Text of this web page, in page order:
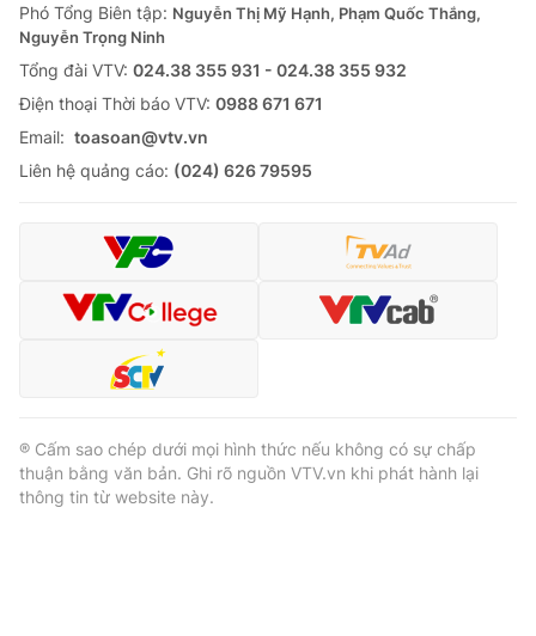
Phó Tổng Biên tập: Nguyễn Thị Mỹ Hạnh, Phạm Quốc Thắng,
Nguyễn Trọng Ninh
Tổng đài VTV: 024.38 355 931 - 024.38 355 932
Ðiện thoại Thời báo VTV: 0988 671 671
Email: toasoan@vtv.vn
Liên hệ quảng cáo: (024) 626 79595
® Cấm sao chép dưới mọi hình thức nếu không có sự chấp
thuận bằng văn bản. Ghi rõ nguồn VTV.vn khi phát hành lại
thông tin từ website này.